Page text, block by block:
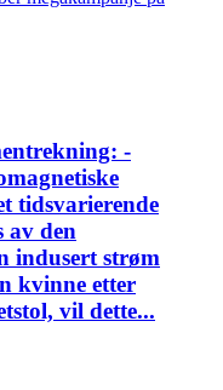
-
tidsvarierende
av den
indusert strøm
kvinne etter
vil dette...